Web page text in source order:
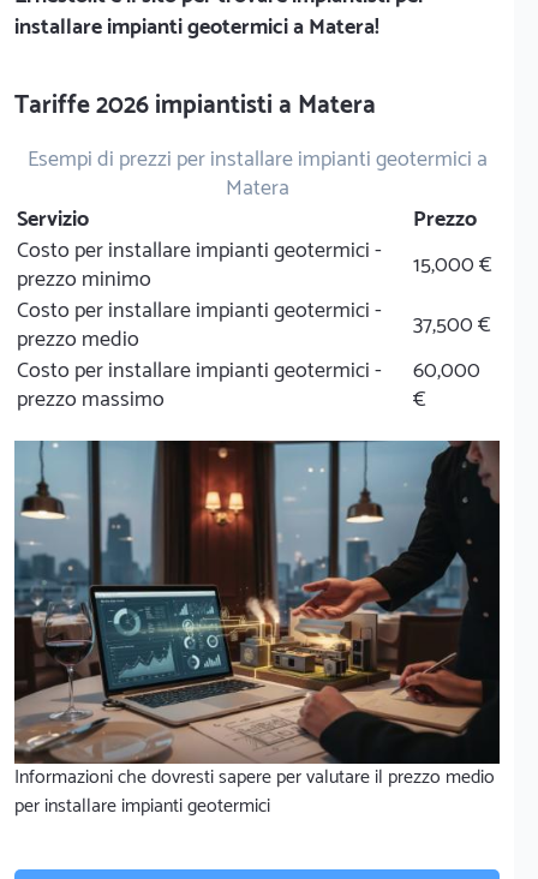
installare impianti geotermici a Matera!
Tariffe 2026 impiantisti a Matera
Esempi di prezzi per installare impianti geotermici a
Matera
Servizio
Prezzo
Costo per installare impianti geotermici -
prezzo minimo
15,000 €
Costo per installare impianti geotermici -
prezzo medio
37,500 €
Costo per installare impianti geotermici -
prezzo massimo
60,000
€
Informazioni che dovresti sapere per valutare il prezzo medio
per installare impianti geotermici